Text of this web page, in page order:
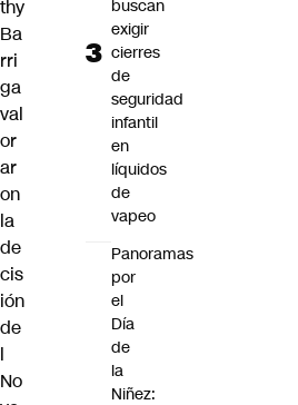
thy
Ba
rri
ga
val
or
ar
on
la
de
cis
ión
de
l
No
buscan
exigir
cierres
de
seguridad
infantil
en
líquidos
de
vapeo
Panoramas
por
el
Día
de
la
Niñez: